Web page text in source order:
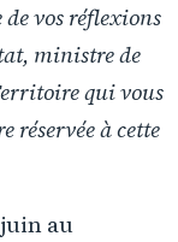
vos réflexions
ministre de
qui vous
réservée à cette
au